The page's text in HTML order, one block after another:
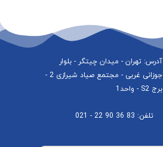
آدرس: تهران - میدان چیتگر - بلوار
جوزانی غربی - مجتمع صیاد شیرازی 2 -
برج S2 - واحد1
تلفن: 83 36 90 22 - 021